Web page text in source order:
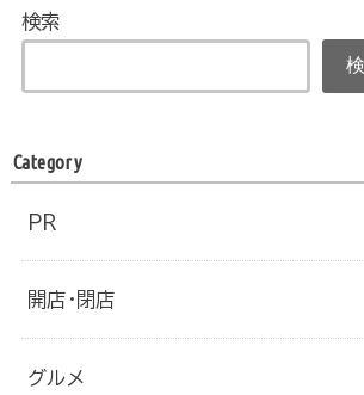
検索
Category
PR
開店・閉店
グルメ